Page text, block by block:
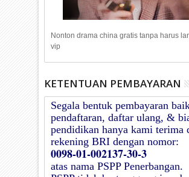
Nonton drama china gratis tanpa harus
vip
KETENTUAN PEMBAYARAN
Segala bentuk pembayaran
pendaftaran, daftar ulang, &
pendidikan hanya kami terima
rekening BRI dengan nomor:
0098-01-002137-30-3
atas namaPSPP Penerbangan.